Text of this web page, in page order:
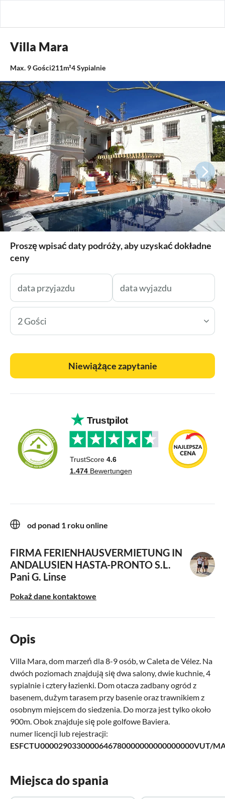
Villa Mara
Max. 9Gości211m²4Sypialnie
Proszę wpisać daty podróży, aby uzyskać dokładne
ceny
2 Gości
Niewiążące zapytanie
od ponad 1 roku online
FIRMA FERIENHAUSVERMIETUNG IN
ANDALUSIEN HASTA-PRONTO S.L.
Pani G. Linse
Pokaż dane kontaktowe
Opis
Villa Mara, dom marzeń dla 8-9 osób, w Caleta de Vélez. Na
dwóch poziomach znajdują się dwa salony, dwie kuchnie, 4
sypialnie i cztery łazienki. Dom otacza zadbany ogród z
basenem, dużym tarasem przy basenie oraz trawnikiem z
osobnym miejscem do siedzenia. Do morza jest tylko około
900m. Obok znajduje się pole golfowe Baviera.
numer licencji lub rejestracji:
ESFCTU0000290330000646780000000000000000VUT/
Miejsca do spania